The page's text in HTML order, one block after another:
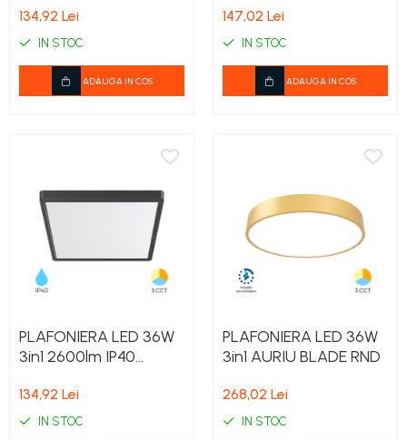
134,92 Lei
IN STOC
ADAUGA IN COS
147,02 Lei
IN STOC
ADAUGA IN COS
PLAFONIERA LED 36W
3in1 2600lm IP40
134,92 Lei
IN STOC
PLAFONIERA LED 36W
3in1 AURIU BLADE RND
268,02 Lei
IN STOC